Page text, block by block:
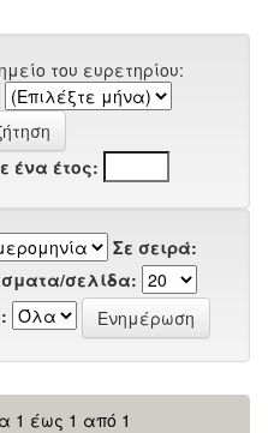
του ευρετηρίου:
ένα έτος:
Σε σειρά:
σελίδα:
1 έως 1 από 1